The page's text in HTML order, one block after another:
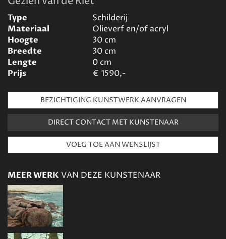
Type
Schilderij
Materiaal
Olieverf en/of acryl
Hoogte
30cm
Breedte
30cm
Lengte
0cm
Prijs
€ 1590,-
BEZICHTIGING KUNSTWERK AANVRAGEN
DIRECT CONTACT MET KUNSTENAAR
MEER WERK VAN DEZE KUNSTENAAR